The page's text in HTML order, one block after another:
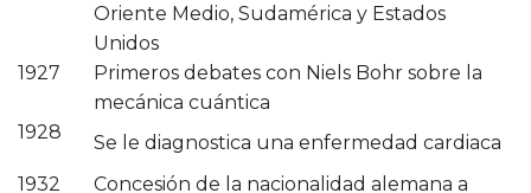
Oriente Medio, Sudamérica y Estados
Unidos
1927
Primeros debates con Niels Bohr sobre la
mecánica cuántica
1928
Se le diagnostica una enfermedad cardiaca
1932
Concesión de la nacionalidad alemana a